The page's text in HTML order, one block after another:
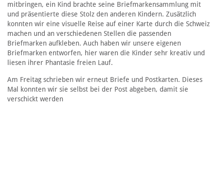
mitbringen, ein Kind brachte seine Briefmarkensammlung mit
und präsentierte diese Stolz den anderen Kindern. Zusätzlich
konnten wir eine visuelle Reise auf einer Karte durch die Schweiz
machen und an verschiedenen Stellen die passenden
Briefmarken aufkleben. Auch haben wir unsere eigenen
Briefmarken entworfen, hier waren die Kinder sehr kreativ und
liesen ihrer Phantasie freien Lauf.
Am Freitag schrieben wir erneut Briefe und Postkarten. Dieses
Mal konnten wir sie selbst bei der Post abgeben, damit sie
verschickt werden